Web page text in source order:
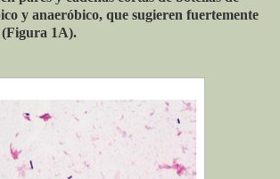
y anaeróbico, que sugieren fuertemente
(Figura 1A).